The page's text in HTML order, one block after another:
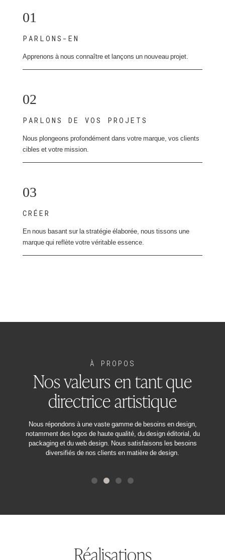
01
PARLONS-EN
Apprenons à nous connaître et lançons un nouveau projet.
02
PARLONS DE VOS PROJETS
Nous plongeons profondément dans votre marque, vos clients
cibles et votre mission.
03
CRÉER
En nous basant sur la stratégie élaborée, nous tissons une
marque qui reflète votre véritable essence.
À PROPOS
Nos valeurs en tant que
directrice artistique
Nous répondons à une vaste gamme de besoins en design,
notamment des logos de haute qualité, du design éditorial, du
packaging et du web design. Nous satisfaisons les besoins
diversifiés de nos clients en matière de design.
Réalisations